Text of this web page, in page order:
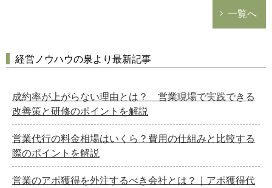
一覧へ
経営ノウハウの泉より最新記事
成約率が上がらない理由とは？ 営業現場で実践できる
改善策と研修のポイントを解説
営業代行の料金相場はいくら？費用の仕組みと比較する
際のポイントを解説
営業のアポ獲得を外注するべき会社とは？｜アポ獲得代